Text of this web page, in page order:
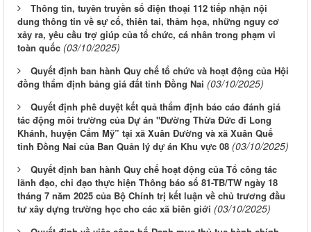
Thông tin, tuyên truyền số điện thoại 112 tiếp nhận nội
dung thông tin về sự cố, thiên tai, thảm họa, những nguy cơ
xảy ra, yêu cầu trợ giúp của tổ chức, cá nhân trong phạm vi
toàn quốc (03/10/2025)
Quyết định ban hành Quy chế tổ chức và hoạt động của Hội
đồng thẩm định bảng giá đất tỉnh Đồng Nai (03/10/2025)
Quyết định phê duyệt kết quả thẩm định báo cáo đánh giá
tác động môi trường của Dự án "Đường Thừa Đức đi Long
Khánh, huyện Cẩm Mỹ” tại xã Xuân Đường và xã Xuân Quế
tỉnh Đồng Nai của Ban Quản lý dự án Khu vực 08 (03/10/2025)
Quyết định ban hành Quy chế hoạt động của Tổ công tác
lãnh đạo, chỉ đạo thực hiện Thông báo số 81-TB/TW ngày 18
tháng 7 năm 2025 của Bộ Chính trị kết luận về chủ trương đầu
tư xây dựng trường học cho các xã biên giới (03/10/2025)